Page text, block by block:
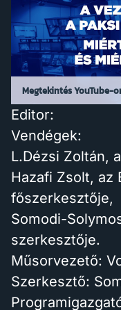
Megtekintés YouTube-
Editor:
Vendégek:
L.Dézsi Zoltán,
Hazafi Zsolt, az
főszerkesztője,
Somodi-
szerkesztője.
Műsorvezető:
Szerkesztő: